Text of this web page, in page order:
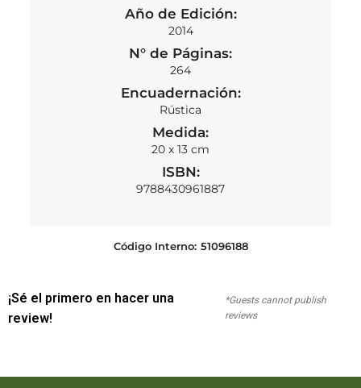
Año de Edición:
2014
N° de Páginas:
264
Encuadernación:
Rústica
Medida:
20 x 13 cm
ISBN:
9788430961887
Código Interno: 51096188
¡Sé el primero en hacer una
review!
*Guests cannot publish
reviews